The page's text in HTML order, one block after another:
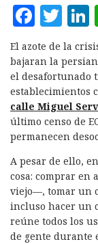
F
a
c
e
b
o
o
k
T
w
it
te
r
i
I
El azote de la
bajaran la
el desafortunado
establecimientos
calle Miguel
último censo de
permanecen
A pesar de ello,
cosa: comprar
viejo—, tomar un
incluso hacer un
reúne todos los
de gente durante